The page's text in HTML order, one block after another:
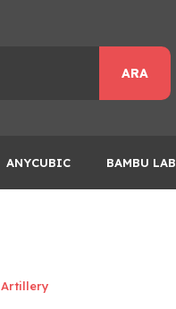
ARA
ANYCUBIC BAMBU LAB
Artillery